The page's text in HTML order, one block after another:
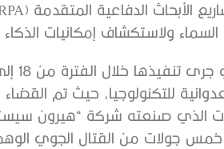
ولاستكشاف إمكانيات